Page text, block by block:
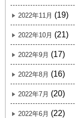
2022年11月 (19)
2022年10月 (21)
2022年9月 (17)
2022年8月 (16)
2022年7月 (20)
2022年6月 (22)